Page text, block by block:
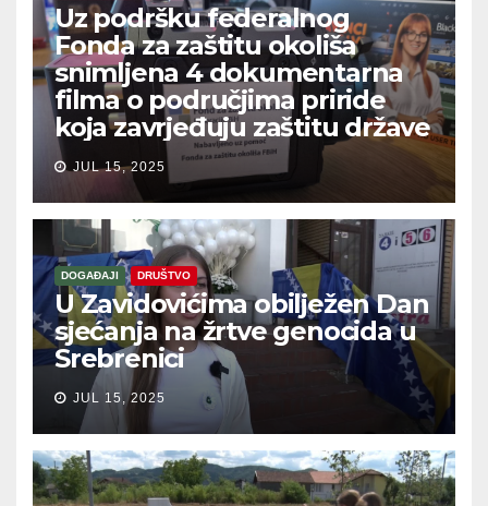
Uz podršku federalnog
Fonda za zaštitu okoliša
snimljena 4 dokumentarna
filma o područjima priride
koja zavrjeđuju zaštitu države
JUL 15, 2025
DOGAĐAJI DRUŠTVO
U Zavidovićima obilježen Dan
sjećanja na žrtve genocida u
Srebrenici
JUL 15, 2025